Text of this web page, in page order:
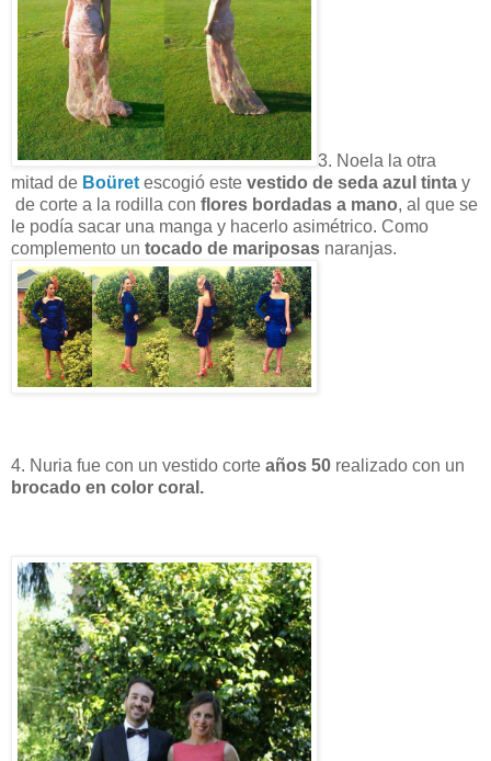
3. Noela la otra
mitad de Boüret escogió este vestido de seda azul tinta y
de corte a la rodilla con flores bordadas a mano, al que se
le podía sacar una manga y hacerlo asimétrico. Como
complemento un tocado de mariposas naranjas.
4. Nuria fue con un vestido corte años 50 realizado con un
brocado en color coral.